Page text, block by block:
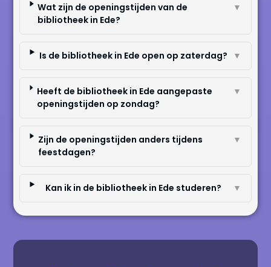
Wat zijn de openingstijden van de
bibliotheek in Ede?
▼
Is de bibliotheek in Ede open op zaterdag? ▼
Heeft de bibliotheek in Ede aangepaste
openingstijden op zondag?
▼
Zijn de openingstijden anders tijdens
feestdagen?
▼
Kan ik in de bibliotheek in Ede studeren? ▼